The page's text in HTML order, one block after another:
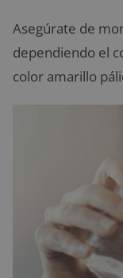
Asegúrate de
dependiendo el
color amarillo